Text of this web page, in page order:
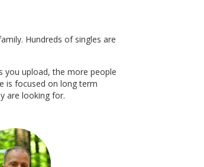
Hundreds of singles are
you upload, the more people
is focused on long term
are looking for.